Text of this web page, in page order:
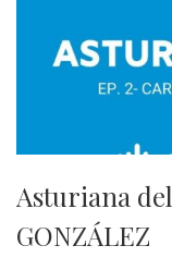
Asturiana
GONZÁLEZ